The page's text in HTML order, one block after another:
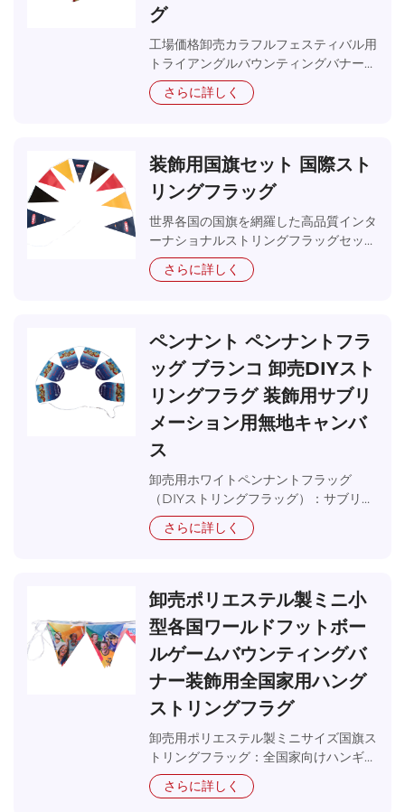
リーズ全体で非常に一貫性のあるカラーを実現しま
す。特殊なカッティングデザインと空力最適化によ
り、軽い風でも各旗が完全に翻り、あなたのブランド
メッセージがどんな天候条件下でも明確に見える状態
を備えた高機能複合素材を使用しています。補強され
た縁のステッチと裂けにくい設計により、強風の中で
も構造的な完全性を維持し、あなたの投資を長期的に
保護します。
柔軟な構成と簡単な設置：当社のフラッグシステム
は、さまざまな接続方法や間隔オプションを提供し、
能となり、設置時間と労務コストを大幅に削減しま
す。
多様なシーンへの適用性とカスタマイズサービス：商
業街の装飾からスポーツ会場のレイアウト、祭りのイ
ベント装飾から日常的なブランドディスプレイまで、
す。サイズ、形状、素材、接続方法などのカスタマイ
ズ設計を全面的にサポートし、すべてのプロジェクト
に最適なフラッグソリューションを提供します。
ステル表面と補強メッシュ生地の裏打ちを組み合わせ
た二層複合素材構造を採用しています。この構造によ
り、旗の柔軟性を維持しながら風抵抗性と耐久性が大
幅に向上し、一般的な素材と比較して平均的な使用寿
命が3倍に延長されます。
ファイル管理技術を活用することで、デザインから完
成品までの色差値ΔE<2を実現しています。高精度の
デジタル印刷装置により1440dpiの出力解像度を達成
しており、最も繊細な模様や小さな文字まで明確に再
グ
工場価格卸売カラフルフェスティバル用
トライアングルバウンティングバナー・
ストリングフラッグ。各種カラー・サイ
ズ取扱い。あらゆるフェスティバル装飾
さらに詳しく
装飾用国旗セット 国際スト
リングフラッグ
世界各国の国旗を網羅した高品質インタ
ーナショナルストリングフラッグセッ
ト。耐久性に優れたポリエステル製で、
グローバルテーマ装飾に最適。卸売およ
さらに詳しく
ペンナント ペンナントフラ
ッグ ブランコ 卸売DIYスト
リングフラグ 装飾用サブリ
メーション用無地キャンバ
ス
卸売用ホワイトペンナントフラッグ
（DIYストリングフラッグ）：サブリメ
ーション印刷対応の無地キャンバス付
き、高品質素材でカスタム印刷に最適。
さらに詳しく
卸売ポリエステル製ミニ小
型各国ワールドフットボー
ルゲームバウンティングバ
ナー装飾用全国家用ハング
ストリングフラグ
卸売用ポリエステル製ミニサイズ国旗ス
トリングフラッグ：全国家向けハンギン
グ式カスタムバントゥイングバナー。ワ
ールドカップなどのサッカーゲーム装飾
さらに詳しく